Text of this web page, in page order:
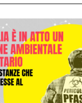
trovava a poche
che in quel
il gnl alla nave
in banchina»